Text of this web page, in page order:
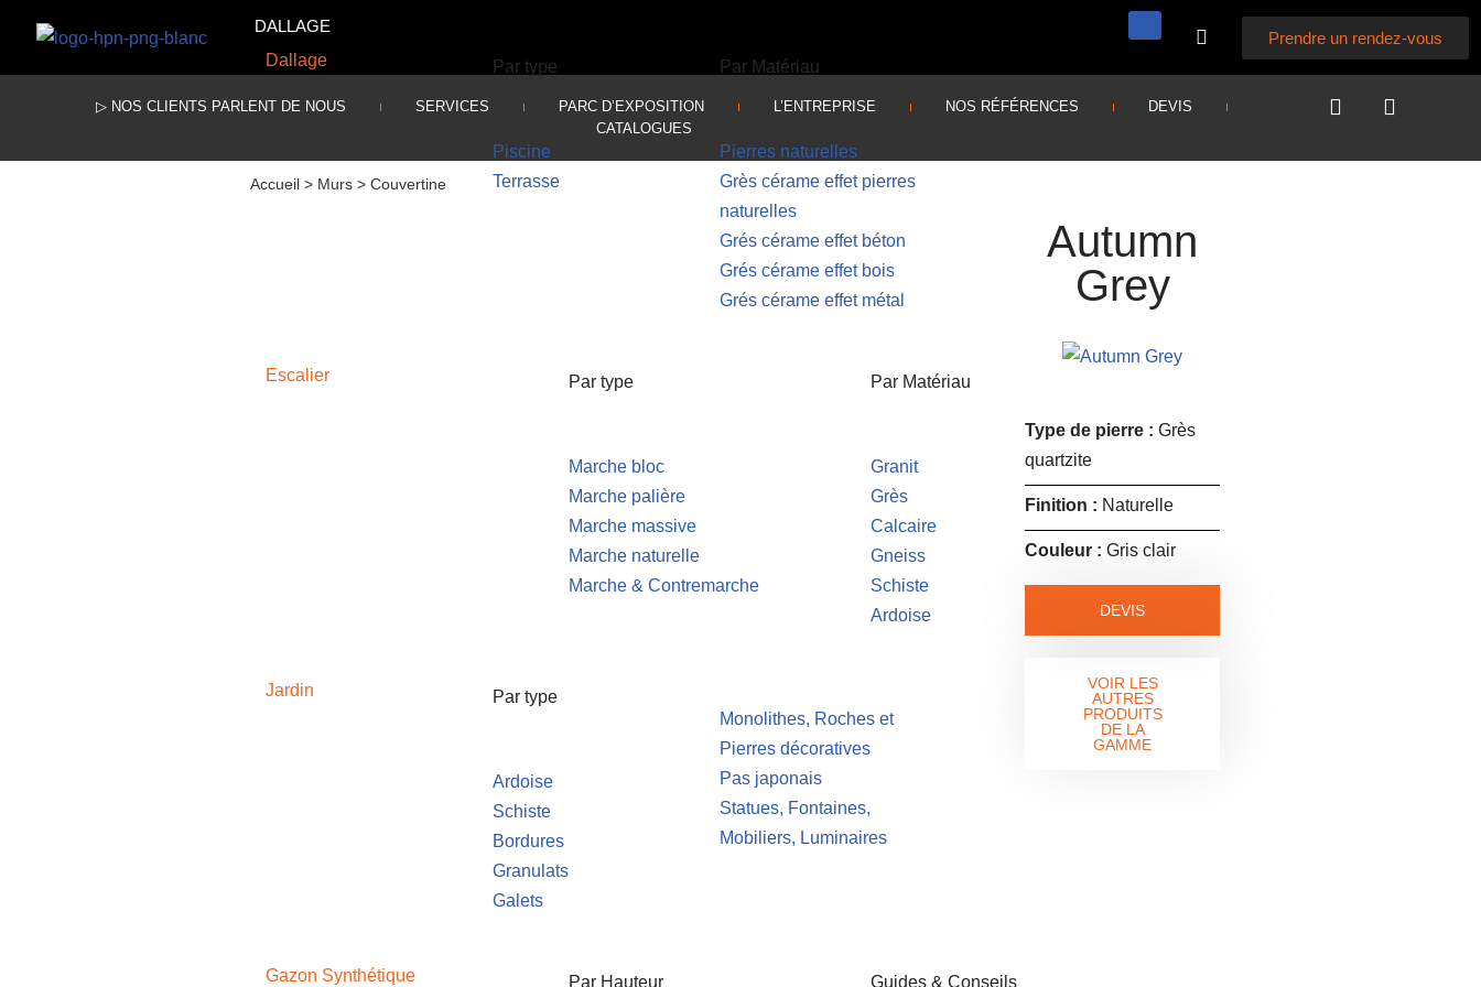
DALLAGE
Dallage
Par type
Piscine
Terrasse
Par Matériau
Pierres naturelles
Grès cérame effet pierres
naturelles
Grés cérame effet béton
Grés cérame effet bois
Grés cérame effet métal
Escalier
Par type
Marche bloc
Marche palière
Marche massive
Marche naturelle
Marche & Contremarche
Par Matériau
Granit
Grès
Calcaire
Gneiss
Schiste
Ardoise
Jardin
Par type
Ardoise
Schiste
Bordures
Granulats
Galets
Monolithes, Roches et
Pierres décoratives
Pas japonais
Statues, Fontaines,
Mobiliers, Luminaires
Gazon Synthétique
Par Hauteur Guides & Conseils
Prendre un rendez-vous
▷ NOS CLIENTS PARLENT DE NOUS SERVICES PARC D’EXPOSITION L’ENTREPRISE NOS RÉFÉRENCES
DEVIS
CATALOGUES
Accueil> Murs> Couvertine
Autumn
Grey
Type de pierre : Grès
quartzite
Finition : Naturelle
Couleur : Gris clair
DEVIS
VOIR LES
AUTRES
PRODUITS
DE LA
GAMME